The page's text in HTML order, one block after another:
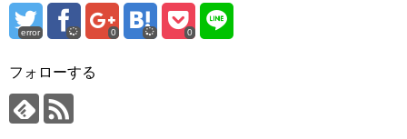
error 0 0
フォローする